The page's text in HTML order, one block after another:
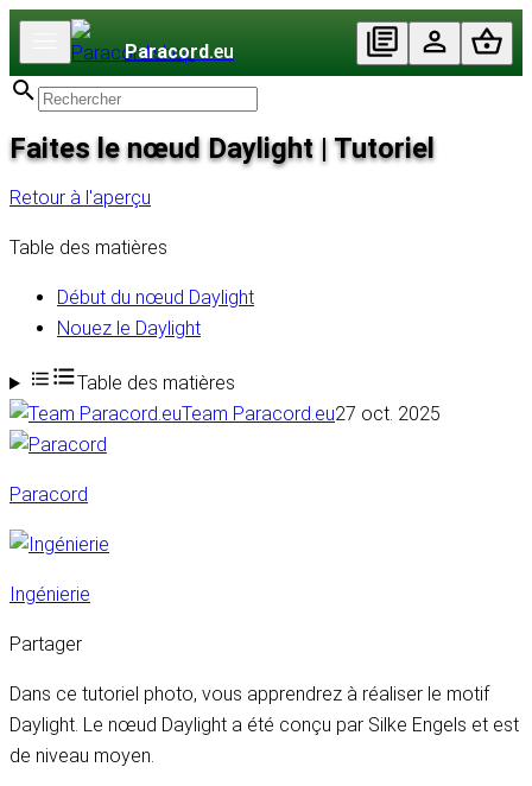
Paracord.eu
Faites le nœud Daylight | Tutoriel
Retour à l'aperçu
Table des matières
Début du nœud Daylight
Nouez le Daylight
Table des matières
Team Paracord.eu27 oct. 2025
Paracord
Ingénierie
Partager
Dans ce tutoriel photo, vous apprendrez à réaliser le motif
Daylight. Le nœud Daylight a été conçu par Silke Engels et est
de niveau moyen.